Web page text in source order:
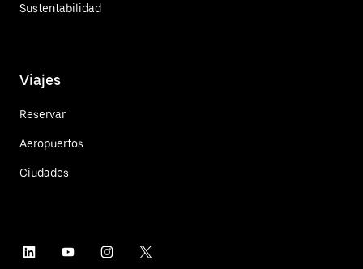
Sustentabilidad
Viajes
Reservar
Aeropuertos
Ciudades